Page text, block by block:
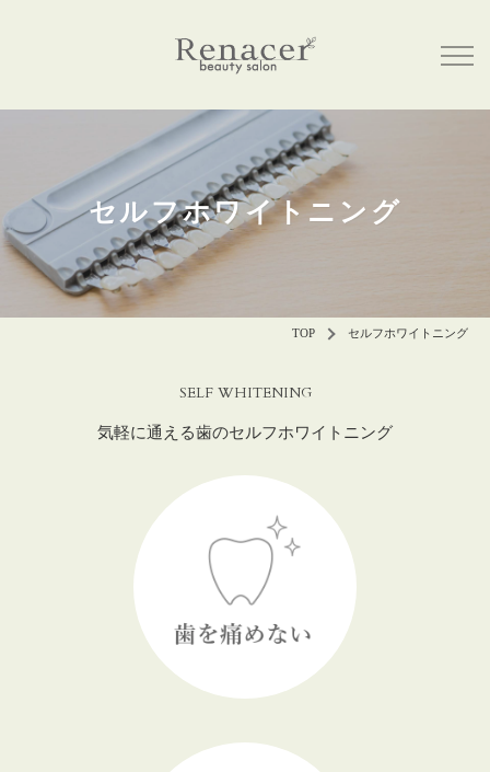
セルフホワイトニング
TOP セルフホワイトニング
SELF WHITENING
気軽に通える歯のセルフホワイトニング